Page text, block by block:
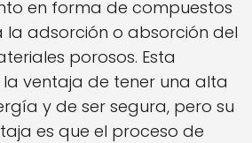
en forma de compuestos
la adsorción o absorción del
porosos. Esta
ventaja de tener una alta
y de ser segura, pero su
es que el proceso de